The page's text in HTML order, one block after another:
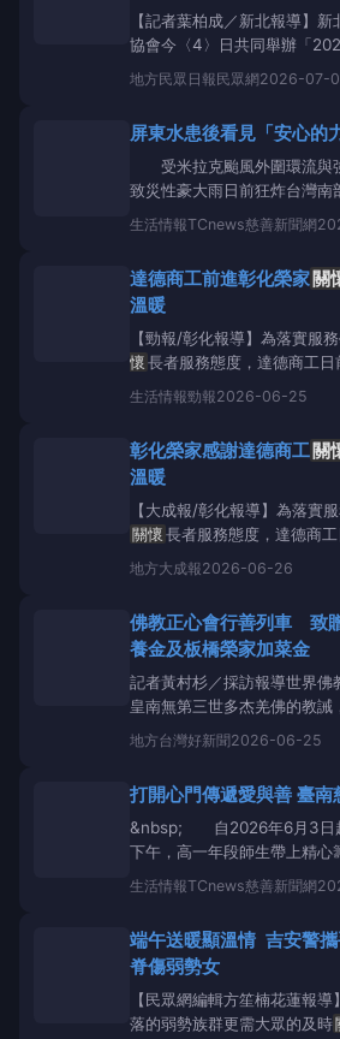
【記者葉柏成／新北報導】
協會今〈4〉日共同舉辦「
會」，邀集多位藝人接力獻唱
庭、身心障礙者及社福團體度
益，他表示，台灣優質生命協
地方民眾日報民眾網2026-07-
屏東水患後看見「安心的
受米拉克颱風外圍環流與
致災性豪大雨日前狂炸台灣南
量造成屏東縣多個低窪鄉鎮發
洪水泥濘逐漸退去，居民全力
28日上午走訪潮州、崁頂、
受災鄉鎮，
生活情報TCnews慈善新聞網
達德商工前進彰化榮家關
溫暖
【勁報/彰化報導】為落實服
懷長者服務態度，達德商工
一信班31位學生及2位攝影學
往彰化榮家辦理「三好校園─
行動，也為榮家長輩帶來充滿
動中，學生運用
生活情報勁報2026-06-25
彰化榮家感謝達德商工關
溫暖
【大成報/彰化報導】為落實
關懷長者服務態度，達德商
美一信班31位學生及2位攝影
前往彰化榮家辦理「三好校園
行動，也為榮家長輩帶來充滿
動中，學生運
地方大成報2026-06-26
佛教正心會行善列車 致
養金及板橋榮家加菜金
記者黃村杉／採訪報導世界佛
皇南無第三世多杰羌佛的教誡
無處不現」之慈悲精神，依於
悲忍辱的恆性嘉措仁波且的指
會弱勢者，於端午佳節攜手新
將行善列
地方台灣好新聞 2026-06-25
打開心門傳遞愛與善 臺南
&nbsp; 自2026年6月3日
下午，高一年段師生帶上精心
分梯前往樂憨之家、朝興啟能
心，準備與院生們共度歡樂
立連結的機會，學生們走出校
生活情報TCnews慈善新聞網
端午送暖顯溫情 吉安警
脊傷弱勢女
【民眾網編輯方笙楠花蓮報
落的弱勢族群更需大眾的及時